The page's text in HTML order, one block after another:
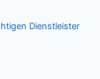
Dienstleister